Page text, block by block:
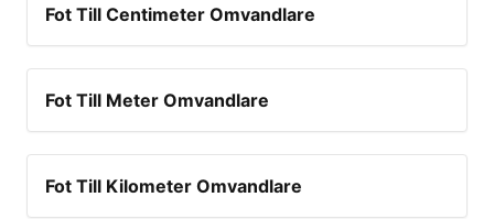
Fot Till Centimeter Omvandlare
Fot Till Meter Omvandlare
Fot Till Kilometer Omvandlare